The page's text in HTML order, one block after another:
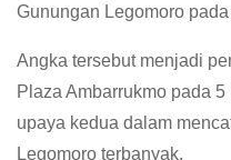
Gunungan Legomoro
Angka tersebut menjadi
Plaza Ambarrukmo pada
upaya kedua dalam
Legomoro terbanyak.